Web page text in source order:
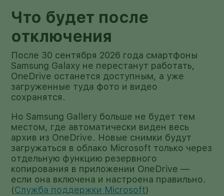
Что будет после
отключения
После 30 сентября 2026 года смартфоны
Samsung Galaxy не перестанут работать,
OneDrive останется доступным, а уже
загруженные туда фото и видео
сохранятся.
Но Samsung Gallery больше не будет тем
местом, где автоматически виден весь
архив из OneDrive. Новые снимки будут
загружаться в облако Microsoft только через
отдельную функцию резервного
копирования в приложении OneDrive —
если она включена и настроена правильно.
(Служба поддержки Microsoft)